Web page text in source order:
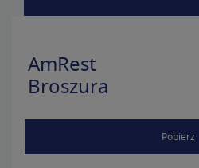
AmRest
Broszura
Pobierz